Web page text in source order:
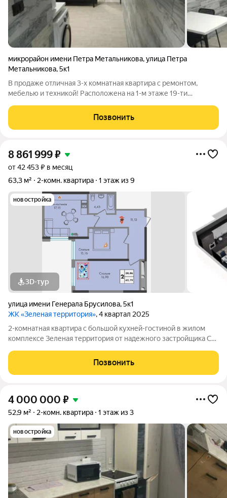
микрорайон имени Петра Метальникова,улица Петра
Метальникова,5к1
В продаже отличная 3-х комнатная квартира с ремонтом,
мебелью и техникой! Расположена на 1-м этаже 19-ти
три изолированные студии готова для посуточной аренды.
Ремонт выполнен качественно, в
Позвонить
8 861 999₽
от 42 453 ₽ в месяц
63,3 м²
2-комн. квартира 1 этаж из 9
новостройка
3D-тур
улица имени Генерала Брусилова,5к1
ЖК «Зеленая территория», 4 квартал 2025
2-комнатная квартира с большой кухней-гостиной в жилом
комплексе Зеленая территория от надежного застройщика СЗ
территория это : дворы без машин с большими детскими
площадками; баланс природы и
Позвонить
4 000 000 ₽
52,9 м² 2-комн. квартира 1 этаж из 3
новостройка